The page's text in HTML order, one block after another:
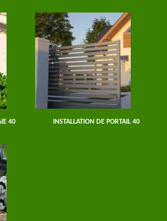
40 INSTALLATION DE PORTAIL 40